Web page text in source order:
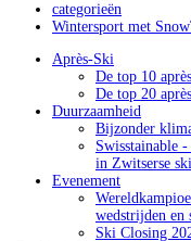
categorieën
Wintersport met
Après-Ski
De top 10
De top 20
Duurzaamheid
Bijzonder
Swisstainable
in Zwitserse
Evenement
wedstrijden en
Ski Closing